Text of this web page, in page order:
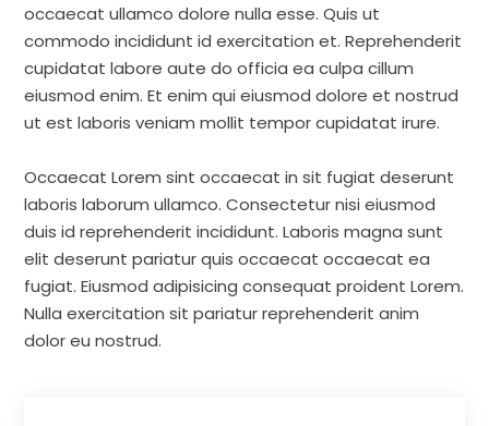
occaecat ullamco dolore nulla esse. Quis ut
commodo incididunt id exercitation et. Reprehenderit
cupidatat labore aute do officia ea culpa cillum
eiusmod enim. Et enim qui eiusmod dolore et nostrud
ut est laboris veniam mollit tempor cupidatat irure.
Occaecat Lorem sint occaecat in sit fugiat deserunt
laboris laborum ullamco. Consectetur nisi eiusmod
duis id reprehenderit incididunt. Laboris magna sunt
elit deserunt pariatur quis occaecat occaecat ea
fugiat. Eiusmod adipisicing consequat proident Lorem.
Nulla exercitation sit pariatur reprehenderit anim
dolor eu nostrud.